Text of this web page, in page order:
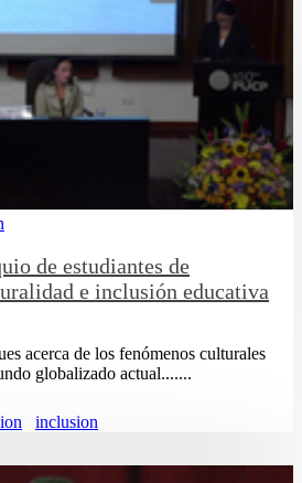
de estudiantes de
e inclusión educativa
acerca de los fenómenos culturales
globalizado actual.......
inclusion